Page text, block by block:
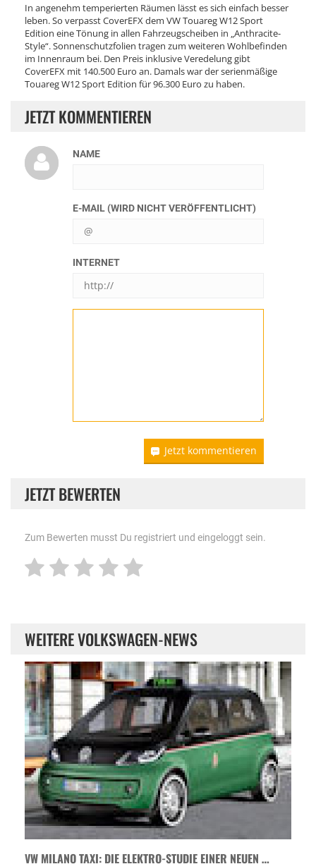
In angenehm temperierten Räumen lässt es sich einfach besser
leben. So verpasst CoverEFX dem VW Touareg W12 Sport
Edition eine Tönung in allen Fahrzeugscheiben in „Anthracite-
Style“. Sonnenschutzfolien tragen zum weiteren Wohlbefinden
im Innenraum bei. Den Preis inklusive Veredelung gibt
CoverEFX mit 140.500 Euro an. Damals war der serienmäßige
Touareg W12 Sport Edition für 96.300 Euro zu haben.
JETZT KOMMENTIEREN
NAME
E-MAIL (WIRD NICHT VERÖFFENTLICHT)
INTERNET
Jetzt kommentieren
JETZT BEWERTEN
Zum Bewerten musst Du registriert und eingeloggt sein.
WEITERE VOLKSWAGEN-NEWS
VW MILANO TAXI: DIE ELEKTRO-STUDIE EINER NEUEN …